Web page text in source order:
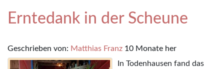
Erntedank in der Scheune
Geschrieben von: Matthias Franz 10 Monate her
In Todenhausen fand das